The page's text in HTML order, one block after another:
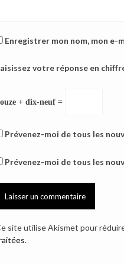
Enregistrer mon nom, mon e-
votre réponse en
+ dix-neuf =
Prévenez-moi de tous les
Prévenez-moi de tous les
site utilise Akismet pour
.